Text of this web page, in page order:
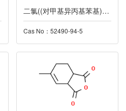
二氯((对甲基异丙基苯基)三苯基膦钌(II)
Cas No：52490-94-5